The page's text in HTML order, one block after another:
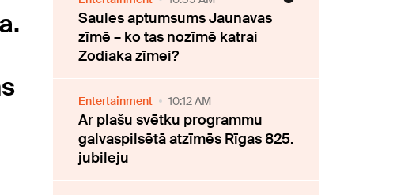
Saules aptumsums Jaunavas
zīmē – ko tas nozīmē katrai
Zodiaka zīmei?
Entertainment 10:12 AM
Ar plašu svētku programmu
galvaspilsētā atzīmēs Rīgas 825.
jubileju